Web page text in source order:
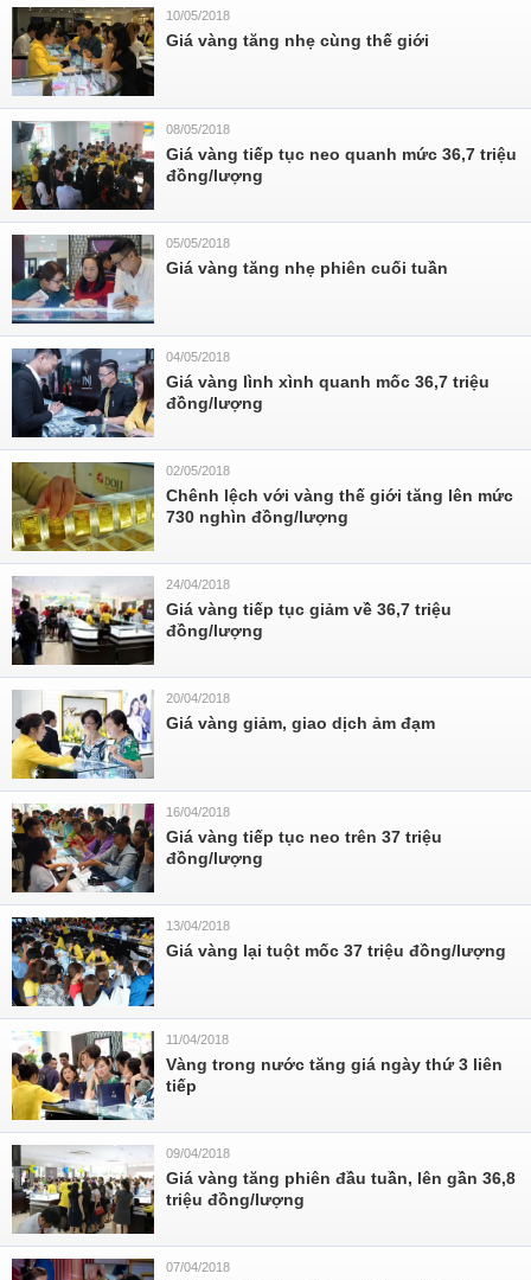
10/05/2018
Giá vàng tăng nhẹ cùng thế giới
08/05/2018
Giá vàng tiếp tục neo quanh mức 36,7 triệu
đồng/lượng
05/05/2018
Giá vàng tăng nhẹ phiên cuối tuần
04/05/2018
Giá vàng lình xình quanh mốc 36,7 triệu
đồng/lượng
02/05/2018
Chênh lệch với vàng thế giới tăng lên mức
730 nghìn đồng/lượng
24/04/2018
Giá vàng tiếp tục giảm về 36,7 triệu
đồng/lượng
20/04/2018
Giá vàng giảm, giao dịch ảm đạm
16/04/2018
Giá vàng tiếp tục neo trên 37 triệu
đồng/lượng
13/04/2018
Giá vàng lại tuột mốc 37 triệu đồng/lượng
11/04/2018
Vàng trong nước tăng giá ngày thứ 3 liên
tiếp
09/04/2018
Giá vàng tăng phiên đầu tuần, lên gần 36,8
triệu đồng/lượng
07/04/2018